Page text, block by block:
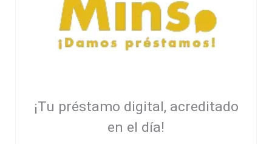
¡Tu préstamo digital, acreditado
en el día!